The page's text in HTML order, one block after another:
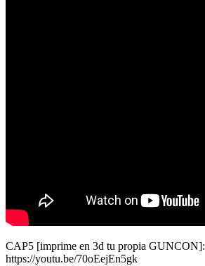
CAP5 [imprime en 3d tu propia GUNCON]:
https://youtu.be/70oEejEn5gk